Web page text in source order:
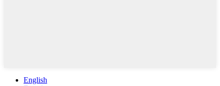
English